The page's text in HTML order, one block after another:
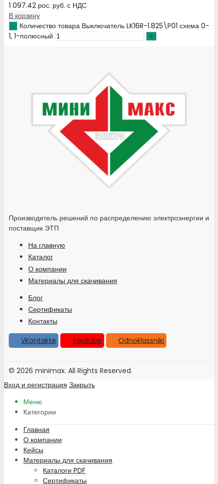
1 097.42 рос. руб. с НДС
В корзину
Количество товара Выключатель LK16R-1.825\P01 схема 0-
1, 1-полюсный
Производитель решений по распределению электроэнергии и
поставщик ЭТП
На главную
Каталог
О компании
Материалы для скачивания
Блог
Сертификаты
Контакты
VKontakte
Youtube Odnoklassniki
© 2026 minimax. All Rights Reserved.
Вход и регистрация Закрыть
Меню
Категории
Главная
О компании
Кейсы
Материалы для скачивания
Каталоги PDF
Сертификаты